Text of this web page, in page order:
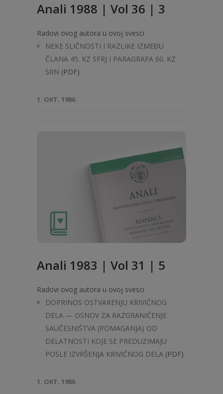
Anali 1988 | Vol 36 | 3
Radovi ovog autora u ovoj svesci
NEKE SLIČNOSTI I RAZLIKE IZMEĐU
ČLANA 45. KZ SFRJ I PARAGRAFA 60. KZ
SRN (PDF)
1. OKT. 1980.
Anali 1983 | Vol 31 | 5
Radovi ovog autora u ovoj svesci
DOPRINOS OSTVARENJU KRIVIČNOG
DELA — OSNOV ZA RAZGRANIČENJE
SAUČESNIŠTVA (POMAGANJA) OD
DELATNOSTI KOJE SE PREDUZIMAJU
POSLE IZVRŠENJA KRIVIČNOG DELA (PDF)
1. OKT. 1980.